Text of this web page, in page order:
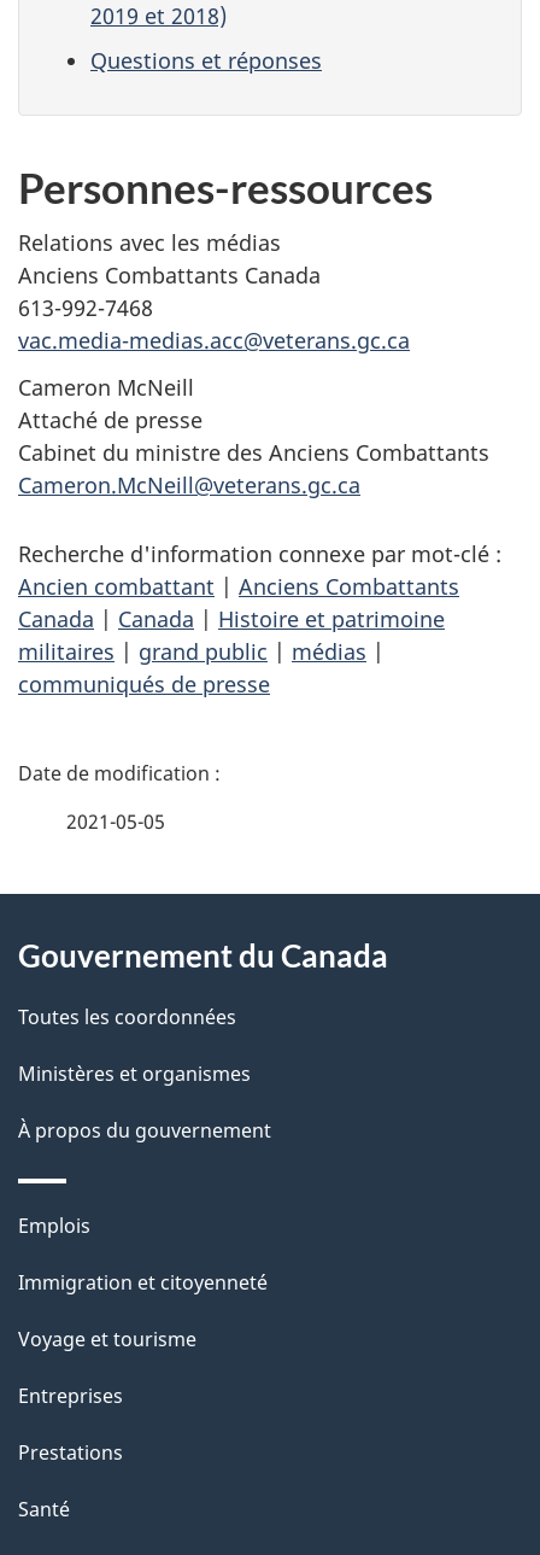
2019 et 2018)
Questions et réponses
Personnes-ressources
Relations avec les médias
Anciens Combattants Canada
613-992-7468
vac.media-medias.acc@veterans.gc.ca
Cameron McNeill
Attaché de presse
Cabinet du ministre des Anciens Combattants
Cameron.McNeill@veterans.gc.ca
Recherche d'information connexe par mot-clé :
Ancien combattant | Anciens Combattants
Canada | Canada | Histoire et patrimoine
militaires | grand public | médias |
communiqués de presse
D
i
l
s
d
e
l
a
p
a
g
e
2021-05-05
propos
de
ce
site
Gouvernement du Canada
Toutes les coordonnées
Ministères et organismes
À propos du gouvernement
Thèmes
sujets
Emplois
Immigration et citoyenneté
Voyage et tourisme
Entreprises
Prestations
Santé